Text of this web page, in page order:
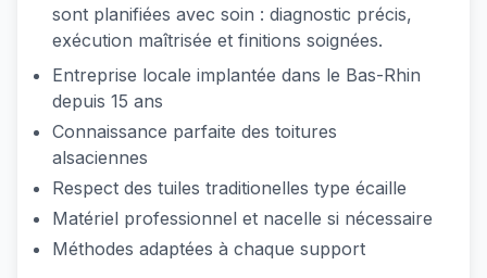
sont planifiées avec soin : diagnostic précis,
exécution maîtrisée et finitions soignées.
Entreprise locale implantée dans le Bas-Rhin
depuis 15 ans
Connaissance parfaite des toitures
alsaciennes
Respect des tuiles traditionelles type écaille
Matériel professionnel et nacelle si nécessaire
Méthodes adaptées à chaque support